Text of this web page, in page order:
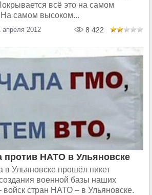
всё это на самом
самом высоком...
2012 8 422
против НАТО в Ульяновске
в Ульяновске прошёл пикет
военной базы наших
войск стран НАТО – в Ульяновске.